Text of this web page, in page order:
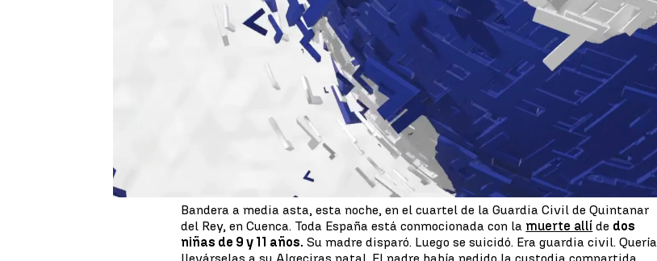
Pedro Sánchez asegura que la Constitución "prevalecerá" y acusa a la derecha
de intentar "amordazar al Parlamento". Es la reacción del
presidente del
tras uno de los plenos más broncos que se recuerdan en el Congreso. Se
reforma penalentre acusaciones cruzadas de golpismo entre los dos
Conmoción por el asesinato de dos niñas
Bandera a media asta, esta noche, en el cuartel de la Guardia Civil de Quintanar
del Rey, en Cuenca. Toda España está conmocionada con la muerte allí de dos
niñas de 9 y 11 años. Su madre disparó. Luego se suicidó. Era guardia civil. Quería